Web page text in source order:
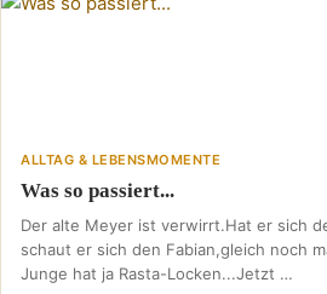
ALLTAG & LEBENSMOMENTE
Was so passiert...
Der alte Meyer ist verwirrt.Hat er sich
schaut er sich den Fabian,gleich noch
Junge hat ja Rasta-Locken...Jetzt …